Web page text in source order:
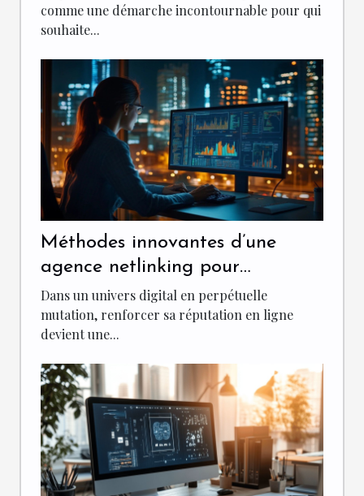
comme une démarche incontournable pour qui
souhaite...
Méthodes innovantes d’une
agence netlinking pour
renforcer votre réputation en
ligne
Dans un univers digital en perpétuelle
mutation, renforcer sa réputation en ligne
devient une...